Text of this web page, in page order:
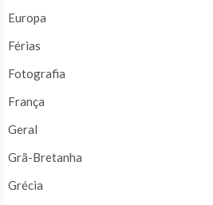
Europa
Férias
Fotografia
França
Geral
Grã-Bretanha
Grécia